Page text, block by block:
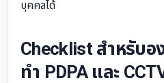
บุคคลได้
Checklist สำหรับอ
ทำ PDPA และ